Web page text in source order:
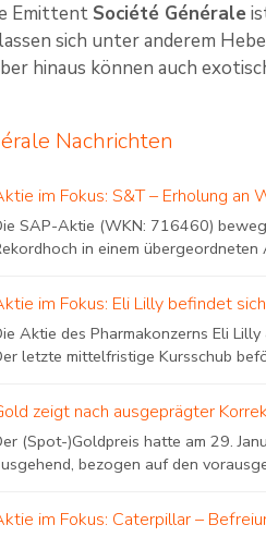
Emittent Société Générale
sich unter anderem
hinaus können auch
Nachrichten
im Fokus: S&T – Erholung an
SAP-Aktie (WKN: 716460)
in einem
im Fokus: Eli Lilly befindet
Aktie des Pharmakonzerns Eli
letzte mittelfristige Kursschub
zeigt nach ausgeprägter
(Spot-)Goldpreis hatte am 29.
bezogen auf den
im Fokus: Caterpillar –